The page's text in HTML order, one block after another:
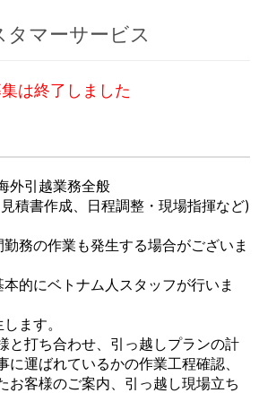
タマーサービス
は終了しました
外引越業務全般
積書作成、日程調整・現場指揮など)
務の作業も発生する場合がございま
的にベトナム人スタッフが行いま
ます。
と打ち合わせ、引っ越しプランの計
に運ばれているかの作業工程確認、
お客様のご案内、引っ越し現場立ち